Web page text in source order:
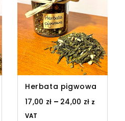
Herbata pigwowa
17,00 zł – 24,00 zł z
VAT